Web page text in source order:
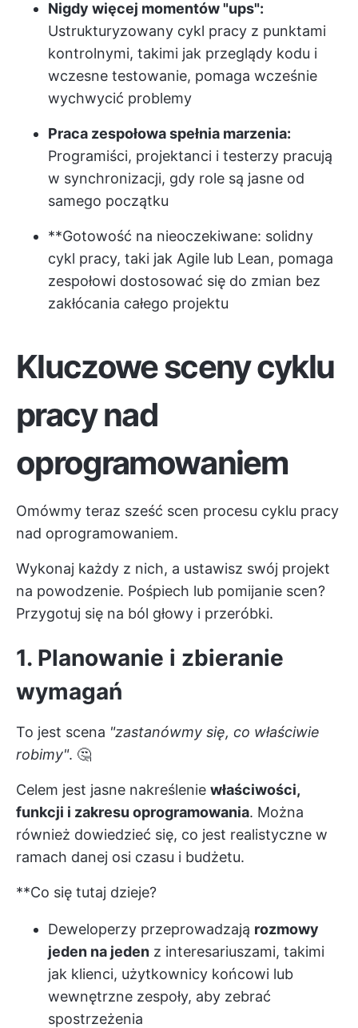
Nigdy więcej momentów "ups":
Ustrukturyzowany cykl pracy z punktami
kontrolnymi, takimi jak przeglądy kodu i
wczesne testowanie, pomaga wcześnie
wychwycić problemy
Praca zespołowa spełnia marzenia:
Programiści, projektanci i testerzy pracują
w synchronizacji, gdy role są jasne od
samego początku
**Gotowość na nieoczekiwane: solidny
cykl pracy, taki jak Agile lub Lean, pomaga
zespołowi dostosować się do zmian bez
zakłócania całego projektu
Kluczowe sceny cyklu
pracy nad
oprogramowaniem
Omówmy teraz sześć scen procesu cyklu pracy
nad oprogramowaniem.
Wykonaj każdy z nich, a ustawisz swój projekt
na powodzenie. Pośpiech lub pomijanie scen?
Przygotuj się na ból głowy i przeróbki.
1. Planowanie i zbieranie
wymagań
To jest scena "zastanówmy się, co właściwie
robimy". 🤔
Celem jest jasne nakreślenie właściwości,
funkcji i zakresu oprogramowania. Można
również dowiedzieć się, co jest realistyczne w
ramach danej osi czasu i budżetu.
**Co się tutaj dzieje?
Deweloperzy przeprowadzają rozmowy
jeden na jeden z interesariuszami, takimi
jak klienci, użytkownicy końcowi lub
wewnętrzne zespoły, aby zebrać
spostrzeżenia